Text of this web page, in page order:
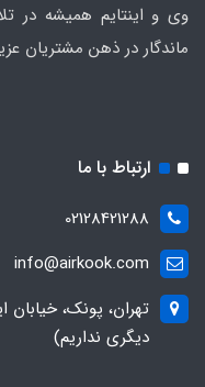
وی و اینتایم همیشه در
ماندگار در ذهن مشتریان
ارتباط با ما
02128421288
info@airkook.com
دیگری نداریم)